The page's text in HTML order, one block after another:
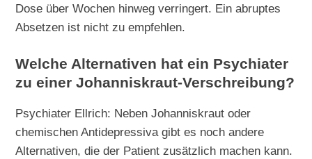
Dose über Wochen hinweg verringert. Ein abruptes
Absetzen ist nicht zu empfehlen.
Welche Alternativen hat ein Psychiater
zu einer Johanniskraut-Verschreibung?
Psychiater Ellrich: Neben Johanniskraut oder
chemischen Antidepressiva gibt es noch andere
Alternativen, die der Patient zusätzlich machen kann.